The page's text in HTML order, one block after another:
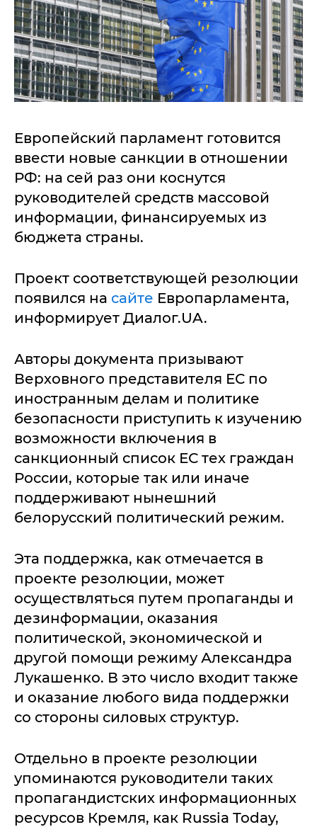
Европейский парламент готовится
ввести новые санкции в отношении
РФ: на сей раз они коснутся
руководителей средств массовой
информации, финансируемых из
бюджета страны.
Проект соответствующей резолюции
появился на сайте Европарламента,
информирует Диалог.UA.
Авторы документа призывают
Верховного представителя ЕС по
иностранным делам и политике
безопасности приступить к изучению
возможности включения в
санкционный список ЕС тех граждан
России, которые так или иначе
поддерживают нынешний
белорусский политический режим.
Эта поддержка, как отмечается в
проекте резолюции, может
осуществляться путем пропаганды и
дезинформации, оказания
политической, экономической и
другой помощи режиму Александра
Лукашенко. В это число входит также
и оказание любого вида поддержки
со стороны силовых структур.
Отдельно в проекте резолюции
упоминаются руководители таких
пропагандистских информационных
ресурсов Кремля, как Russia Today,